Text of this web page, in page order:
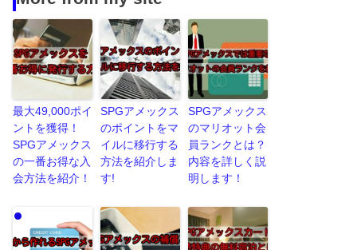
最大49,000ポイ
ントを獲得！
SPGアメックス
の一番お得な入
会方法を紹介！
SPGアメックス
のポイントをマ
イルに移行する
方法を紹介しま
す!
SPGアメックス
のマリオット会
員ランクとは？
内容を詳しく説
明します！